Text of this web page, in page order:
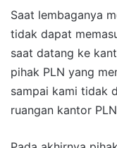
Saat lembaganya
tidak dapat
saat datang ke
pihak PLN yang
sampai kami tidak
ruangan kantor